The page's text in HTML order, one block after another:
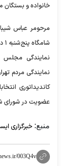
خانواده و بستگان
مرحومر عباس
نمایندگی مجلس
نمایندگی مردم
کاندیداتوری
عضویت در شورای
منبع: خبرگزاری
003Q4v